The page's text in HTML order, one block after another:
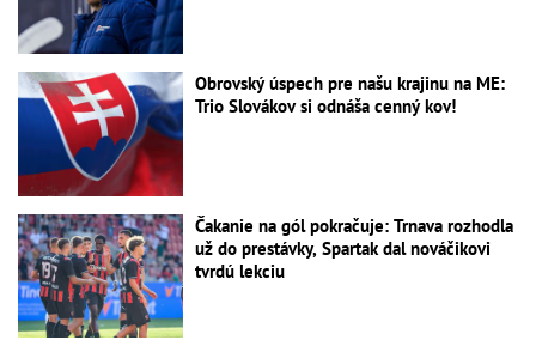
Obrovský úspech pre našu krajinu na ME:
Trio Slovákov si odnáša cenný kov!
Čakanie na gól pokračuje: Trnava rozhodla
už do prestávky, Spartak dal nováčikovi
tvrdú lekciu